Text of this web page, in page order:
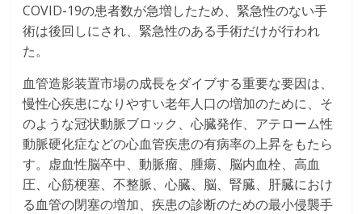
COVID-19の患者数が急増したため、緊急性のない手
術は後回しにされ、緊急性のある手術だけが行われ
た。
血管造影装置市場の成長をダイブする重要な要因は、
慢性心疾患になりやすい老年人口の増加のために、そ
のような冠状動脈ブロック、心臓発作、アテローム性
動脈硬化症などの心血管疾患の有病率の上昇をもたら
す。虚血性脳卒中、動脈瘤、腫瘍、脳内血栓、高血
圧、心筋梗塞、不整脈、心臓、脳、腎臓、肝臓におけ
る血管の閉塞の増加、疾患の診断のための最小侵襲手